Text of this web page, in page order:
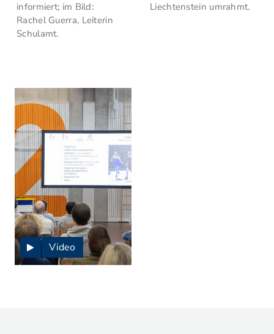
informiert; im Bild:
Rachel Guerra, Leiterin
Schulamt.
Liechtenstein umrahmt.
Video